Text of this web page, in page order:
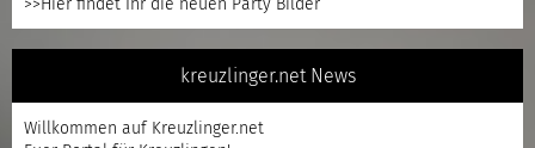
>>Hier findet Ihr die neuen Party Bilder
kreuzlinger.net News
Willkommen auf Kreuzlinger.net